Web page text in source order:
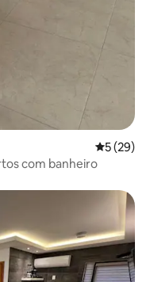
5 de uma
5 (29)
com banheiro